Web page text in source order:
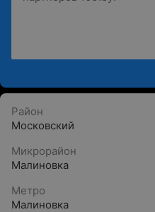
Район
Московский
Микрорайон
Малиновка
Метро
Малиновка